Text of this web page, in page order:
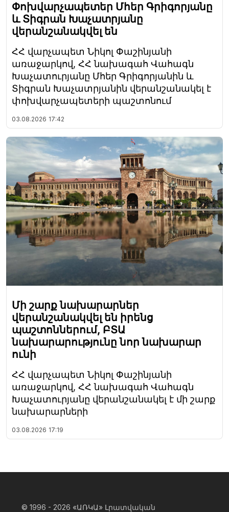
Փոխվարչապետեր Մհեր Գրիգորյանը
և Տիգրան Խաչատրյանը
վերանշանակվել են
ՀՀ վարչապետ Նիկոլ Փաշինյանի
առաջարկով, ՀՀ նախագահ Վահագն
Խաչատուրյանը Մհեր Գրիգորյանին և
Տիգրան Խաչատրյանին վերանշանակել է
փոխվարչապետերի պաշտոնում
03.08.2026 17:42
Մի շարք նախարարներ
վերանշանակվել են իրենց
պաշտոններում, ԲՏԱ
նախարարությունը նոր նախարար
ունի
ՀՀ վարչապետ Նիկոլ Փաշինյանի
առաջարկով, ՀՀ նախագահ Վահագն
Խաչատուրյանը վերանշանակել է մի շարք
նախարարների
03.08.2026 17:19
© 1996 - 2026 «ԱՌԿԱ» Լրատվական